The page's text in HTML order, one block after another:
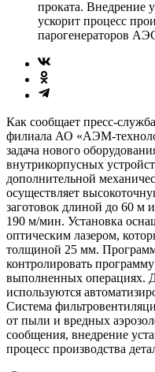
проката. Внедрение
ускорит процесс
парогенераторов
Как сообщает пресс-
филиала АО «АЭМ-
задача нового
внутрикорпусных
дополнительной
осуществляет
заготовок длиной до 60 м
190 м/мин. Установка
оптическим лазером,
толщиной 25 мм.
контролировать
выполненных операциях.
используются
Система
от пыли и вредных
сообщения, внедрение
процесс производства